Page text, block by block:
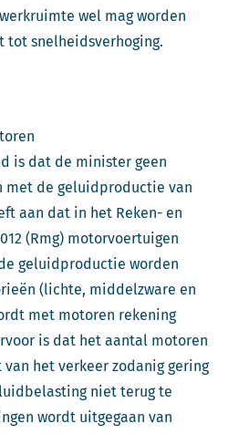
wel mag worden
tot snelheidsverhoging.
is dat de minister geen
met de geluidproductie van
aan dat in het Reken- en
(Rmg) motorvoertuigen
geluidproductie worden
(lichte, middelzware en
met motoren rekening
is dat het aantal motoren
het verkeer zodanig gering
niet terug te
wordt uitgegaan van